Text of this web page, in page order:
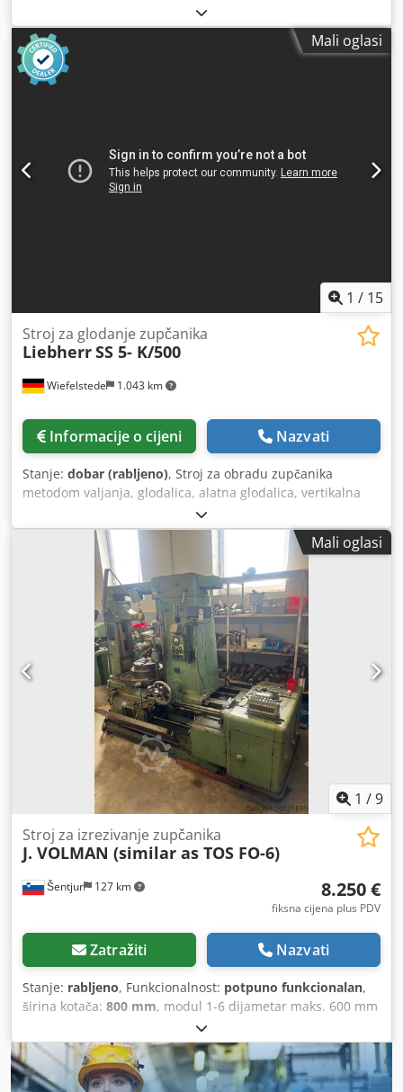
modul 6 do 10 mm Maks. radni promjer 320 do 800 mm
Dkedpfocrd Nmex Ah Ter
Mali oglasi
1 / 15
Wiefelstede 1.043 km
Stroj za glodanje zupčanika
LiebherrSS 5- K/500
Informacije o cijeni Nazvati
Stanje: dobar (rabljeno), Stroj za obradu zupčanika
metodom valjanja, glodalica, alatna glodalica, vertikalna
glodalica, valjna glodalica, stroj za obradu zupčanika
metodom valjanja, stroj za obradu zupčanika metodom
valjanja, visokoučinkoviti stroj za obradu zupčanika
metodom valjanja -Proizvođač: Liebherr, visokoučinkoviti
stroj za obradu zupčanika metodom valjanja, tip SS 5-
K/500 -Radni prostor: Ø maks. 500 mm -Maks. promjer
glodala: 186 mm -Dodatna oprema: uključujući opsežnu
dodatnu opremu, vidi fotografije Dodpfx Ahev Dtmmo Tskr
-Nema u ponudi: predložak za kosu ozubljenost -Dimenzije
stroja: 2300/1460/V1870 mm -Dimenzije dodatne opreme:
palete 1420/1300/V300 / 1200/800/300 mm -Težina: 5300 kg
plus 535 kg dodatne opreme
Mali oglasi
1 /9
Šentjur 127 km
Stroj za izrezivanje zupčanika
J. VOLMAN (similar as TOS FO-6)
8.250 €
fiksna cijena plus PDV
Zatražiti Nazvati
Stanje: rabljeno, Funkcionalnost: potpuno funkcionalan,
širina kotača: 800 mm, modul 1-6 dijametar maks. 600 mm
digitalno očitanje Dedpfx Aoxhck Sjh Tekr Kompletan stroj
s dokumentacijom, držačima alata, zamjenskim
zupčanicima,...